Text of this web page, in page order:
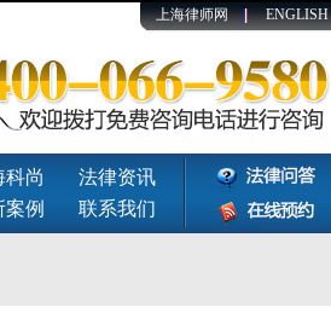
上海律师网 ENGLISH
科尚
法律资讯
案例 联系我们